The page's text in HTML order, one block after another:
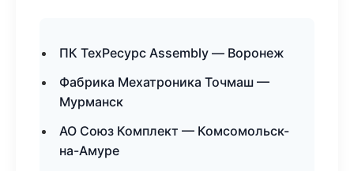
ПК ТехРесурс Assembly — Воронеж
Фабрика Мехатроника Точмаш —
Мурманск
АО Союз Комплект — Комсомольск-
на-Амуре